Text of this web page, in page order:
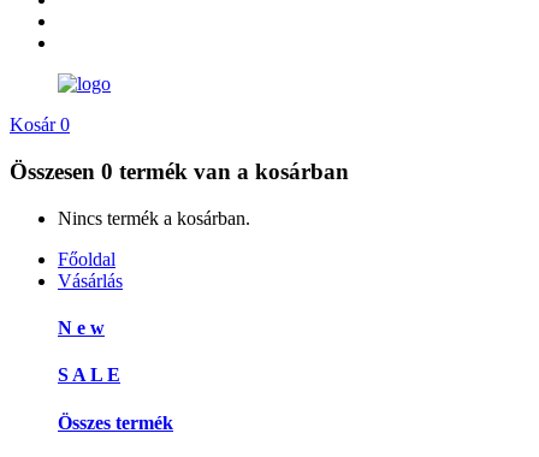
Kosár 0
Összesen 0 termék van a kosárban
Nincs termék a kosárban.
Főoldal
Vásárlás
N e w
S A L E
Összes termék